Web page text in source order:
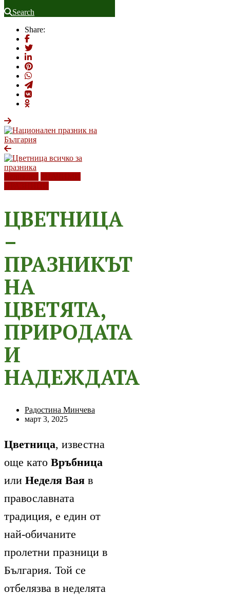
Search
Share:
ЦВЕТНИЦА
–
ПРАЗНИКЪТ
НА
ЦВЕТЯТА,
ПРИРОДАТА
И
НАДЕЖДАТА
Радостина Минчева
март 3, 2025
Цветница, известна
още като Връбница
или Неделя Вая в
православната
традиция, е един от
най-обичаните
пролетни празници в
България. Той се
отбелязва в неделята